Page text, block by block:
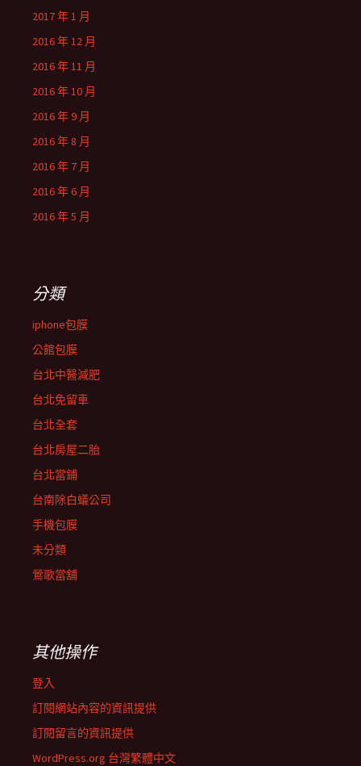
2017 年 1 月
2016 年 12 月
2016 年 11 月
2016 年 10 月
2016 年 9 月
2016 年 8 月
2016 年 7 月
2016 年 6 月
2016 年 5 月
分類
iphone包膜
公館包膜
台北中醫減肥
台北免留車
台北全套
台北房屋二胎
台北當鋪
台南除白蟻公司
手機包膜
未分類
鶯歌當舖
其他操作
登入
訂閱網站內容的資訊提供
訂閱留言的資訊提供
WordPress.org 台灣繁體中文